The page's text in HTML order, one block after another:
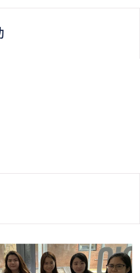
，学生或需参加额外培训／实习，并